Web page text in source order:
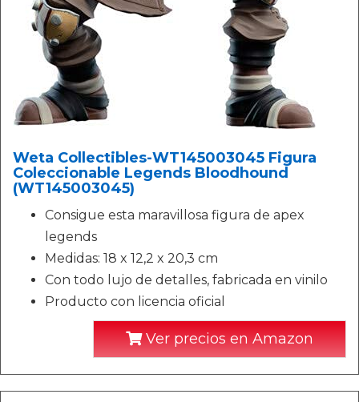
Weta Collectibles-WT145003045 Figura
Coleccionable Legends Bloodhound
(WT145003045)
Consigue esta maravillosa figura de apex
legends
Medidas: 18 x 12,2 x 20,3 cm
Con todo lujo de detalles, fabricada en vinilo
Producto con licencia oficial
Ver precios en Amazon